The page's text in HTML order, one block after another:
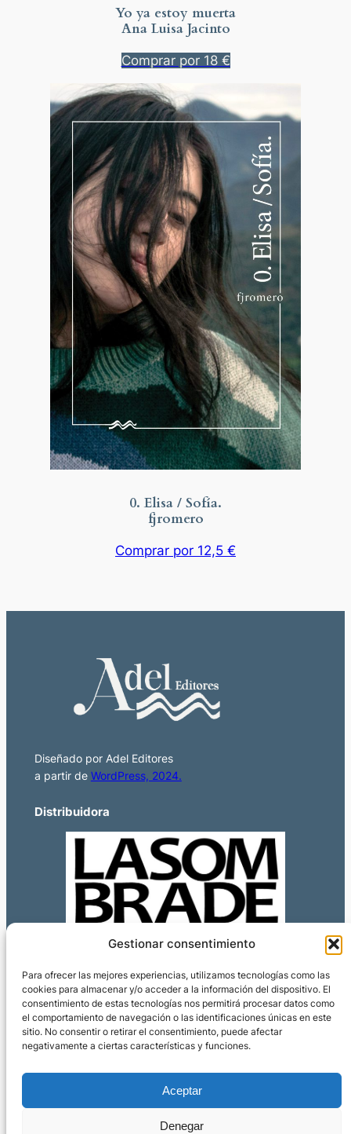
Gestionar consentimiento
Para ofrecer las mejores experiencias, utilizamos tecnologías como las
cookies para almacenar y/o acceder a la información del dispositivo. El
consentimiento de estas tecnologías nos permitirá procesar datos como
el comportamiento de navegación o las identificaciones únicas en este
sitio. No consentir o retirar el consentimiento, puede afectar
negativamente a ciertas características y funciones.
Aceptar
Denegar
Yo ya estoy muerta
Ana Luisa Jacinto
Comprar por 18 €
0. Elisa / Sofía.
fjromero
Comprar por 12,5 €
Diseñado por Adel Editores
a partir de WordPress, 2024.
Distribuidora
Privacidad
Aviso legal